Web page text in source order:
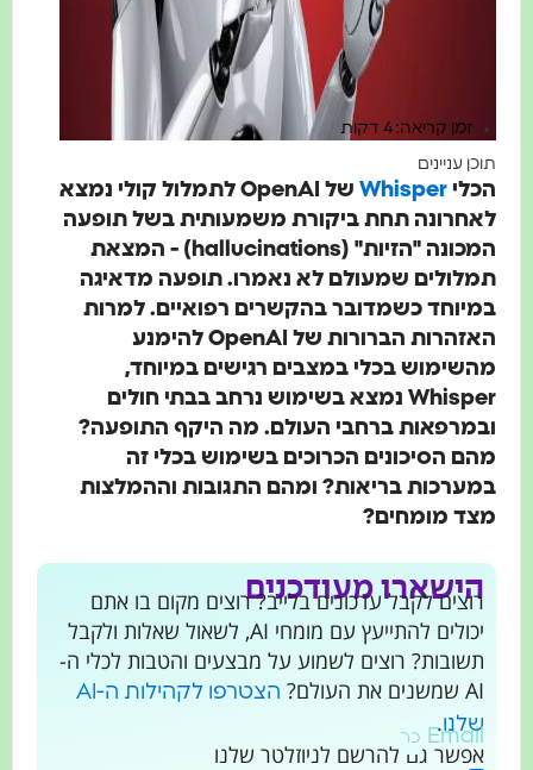
זמן קריאה: 4 דקות
עניינים
Whisper
של OpenAI לתמלול קולי נמצא
תחת ביקורת משמעותית בשל תופעה
המכונה "הזיות" (hallucinations) - המצאת
שמעולם לא נאמרו. תופעה מדאיגה
כשמדובר בהקשרים רפואיים. למרות
האזהרות הברורות של OpenAI להימנע
בכלי במצבים רגישים במיוחד,
Whisper נמצא בשימוש נרחב בבתי חולים
ברחבי העולם. מה היקף התופעה?
הסיכונים הכרוכים בשימוש בכלי זה
בריאות? ומהם התגובות וההמלצות
מומחים?
הישארו מעודכנים
רוצים לקבל עדכונים בלייב? רוצים מקום בו אתם
יכולים להתייעץ עם מומחי AI, לשאול שאלות ולקבל
תשובות? רוצים לשמוע על מבצעים והטבות לכלי ה-
הצטרפו לקהילות ה-AI
.
אפשר גם להרשם לניוזלטר שלנו
Email